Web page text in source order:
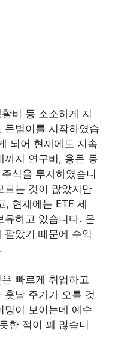
비 등 소소하게 지
돈벌이를 시작하였습
되어 현재에도 지속
까지 연구비, 용돈 등
식을 투자하였습니
르는 것이 많았지만
, 현재에는 ETF 세
유하고 있습니다. 운
팔았기 때문에 수익
빠르게 취업하고
훗날 주가가 오를 것
밍이 보이는데 예수
한 적이 꽤 많습니